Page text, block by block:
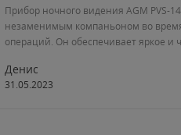
Прибор ночного видения AGM PVS-
незаменимым компаньоном во
операций. Он обеспечивает яркое и
Денис
31.05.2023